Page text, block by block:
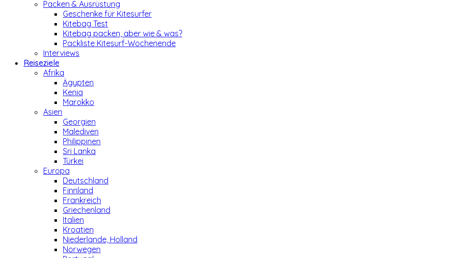
Packen & Ausrüstung
Geschenke für Kitesurfer
Kitebag Test
Kitebag packen, aber wie & was?
Packliste Kitesurf-Wochenende
Interviews
Reiseziele
Afrika
Ägypten
Kenia
Marokko
Asien
Georgien
Malediven
Philippinen
Sri Lanka
Türkei
Europa
Deutschland
Finnland
Frankreich
Griechenland
Italien
Kroatien
Niederlande, Holland
Norwegen